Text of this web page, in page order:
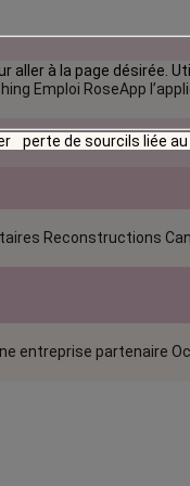
Emploi RoseApp
Reconstructions
entreprise partenaire
à la page désirée.
perte de sourcils liée